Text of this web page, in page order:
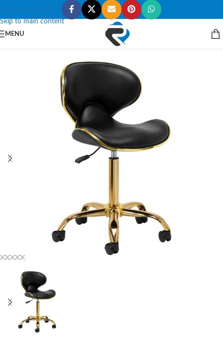
Skip to navigation
Skip to main content
MENU